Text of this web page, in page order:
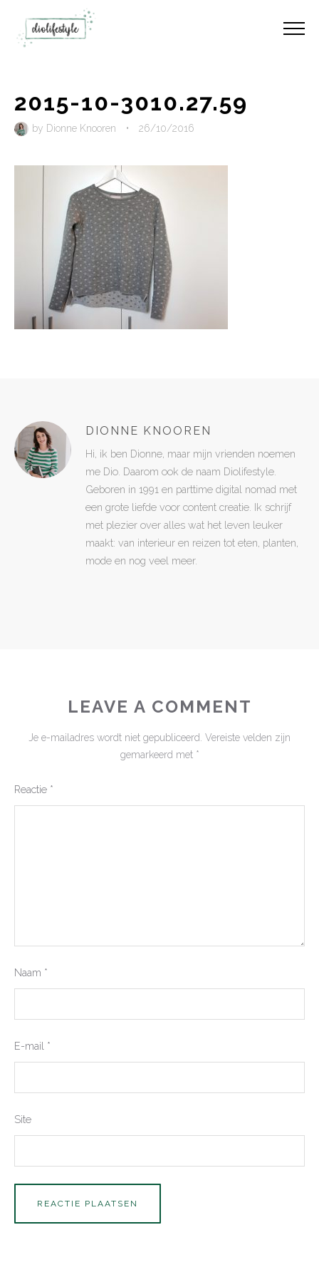
2015-10-3010.27.59
by Dionne Knooren • 26/10/2016
DIONNE KNOOREN
Hi, ik ben Dionne, maar mijn vrienden noemen
me Dio. Daarom ook de naam Diolifestyle.
Geboren in 1991 en parttime digital nomad met
een grote liefde voor content creatie. Ik schrijf
met plezier over alles wat het leven leuker
maakt: van interieur en reizen tot eten, planten,
mode en nog veel meer.
LEAVE A COMMENT
Je e-mailadres wordt niet gepubliceerd. Vereiste velden zijn
gemarkeerd met *
Reactie *
Naam *
E-mail *
Site